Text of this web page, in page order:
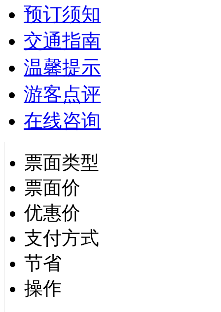
预订须知
交通指南
温馨提示
游客点评
在线咨询
票面类型
票面价
优惠价
支付方式
节省
操作